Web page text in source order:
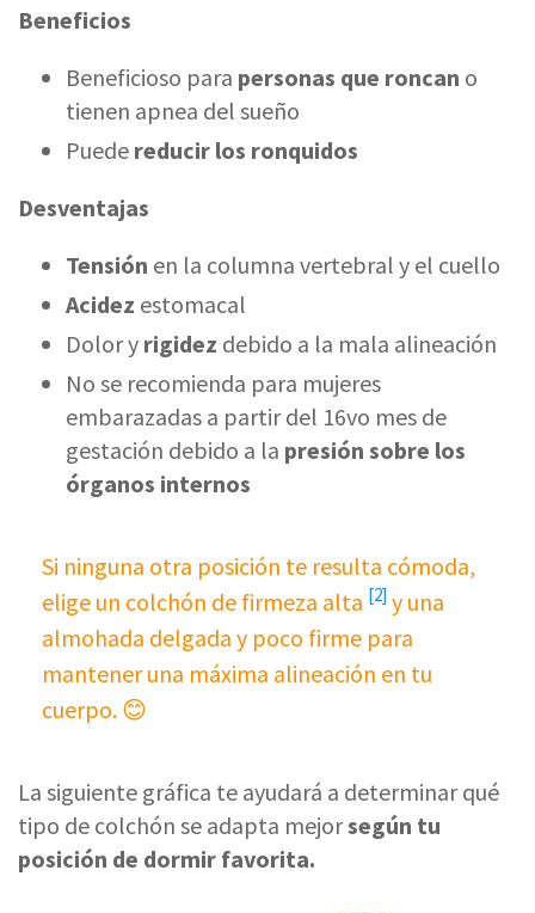
Beneficios
Beneficioso para personas que roncan o
tienen apnea del sueño
Puede reducir los ronquidos
Desventajas
Tensión en la columna vertebral y el cuello
Acidez estomacal
Dolor y rigidez debido a la mala alineación
No se recomienda para mujeres
embarazadas a partir del 16vo mes de
gestación debido a la presión sobre los
órganos internos
Si ninguna otra posición te resulta cómoda,
elige un colchón de firmeza alta [2] y una
almohada delgada y poco firme para
mantener una máxima alineación en tu
cuerpo. 😊
La siguiente gráfica te ayudará a determinar qué
tipo de colchón se adapta mejorsegún tu
posición de dormir favorita.